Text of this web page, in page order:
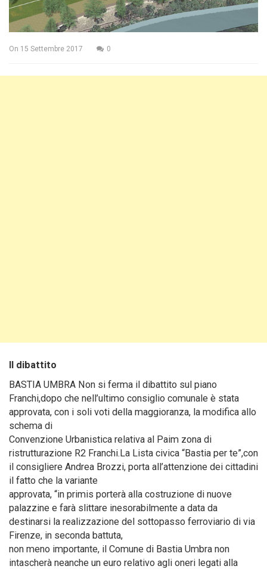
On 15 Settembre 2017 0
Il dibattito
BASTIA UMBRA Non si ferma il dibattito sul piano
Franchi,dopo che nell’ultimo consiglio comunale è stata
approvata, con i soli voti della maggioranza, la modifica allo
schema di
Convenzione Urbanistica relativa al Paim zona di
ristrutturazione R2 Franchi.La Lista civica “Bastia per te”,con
il consigliere Andrea Brozzi, porta all’attenzione dei cittadini
il fatto che la variante
approvata, “in primis porterà alla costruzione di nuove
palazzine e farà slittare inesorabilmente a data da
destinarsi la realizzazione del sottopasso ferroviario di via
Firenze, in seconda battuta,
non meno importante, il Comune di Bastia Umbra non
intascherà neanche un euro relativo agli oneri legati alla